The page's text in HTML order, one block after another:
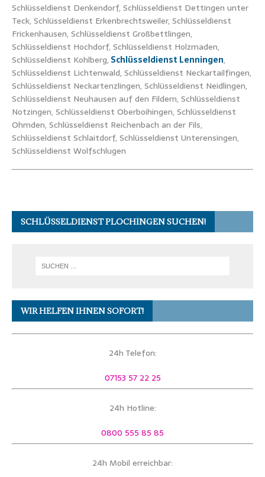
Schlüsseldienst Denkendorf, Schlüsseldienst Dettingen unter
Teck, Schlüsseldienst Erkenbrechtsweiler, Schlüsseldienst
Frickenhausen, Schlüsseldienst Großbettlingen,
Schlüsseldienst Hochdorf, Schlüsseldienst Holzmaden,
Schlüsseldienst Kohlberg, Schlüsseldienst Lenningen,
Schlüsseldienst Lichtenwald, Schlüsseldienst Neckartailfingen,
Schlüsseldienst Neckartenzlingen, Schlüsseldienst Neidlingen,
Schlüsseldienst Neuhausen auf den Fildern, Schlüsseldienst
Notzingen, Schlüsseldienst Oberboihingen, Schlüsseldienst
Ohmden, Schlüsseldienst Reichenbach an der Fils,
Schlüsseldienst Schlaitdorf, Schlüsseldienst Unterensingen,
Schlüsseldienst Wolfschlugen
SCHLÜSSELDIENST PLOCHINGEN SUCHEN!
WIR HELFEN IHNEN SOFORT!
24h Telefon:
07153 57 22 25
24h Hotline:
0800 555 85 85
24h Mobil erreichbar: